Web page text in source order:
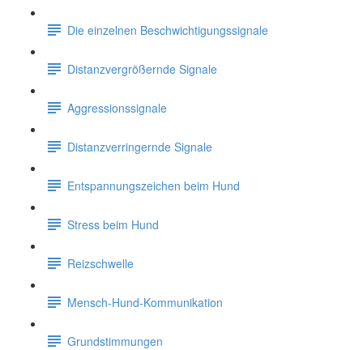
Die einzelnen Beschwichtigungssignale
Distanzvergrößernde Signale
Aggressionssignale
Distanzverringernde Signale
Entspannungszeichen beim Hund
Stress beim Hund
Reizschwelle
Mensch-Hund-Kommunikation
Grundstimmungen